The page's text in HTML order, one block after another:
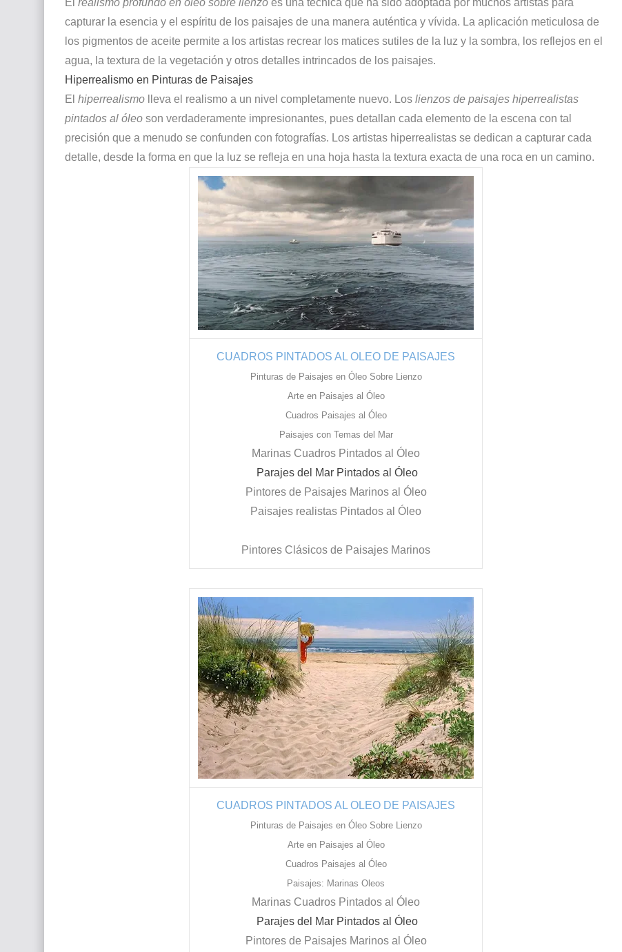
capturar la esencia y el espíritu de los paisajes de una manera auténtica y vívida. La aplicación meticulosa de
los pigmentos de aceite permite a los artistas recrear los matices sutiles de la luz y la sombra, los reflejos en el
agua, la textura de la vegetación y otros detalles intrincados de los paisajes.
Hiperrealismo en Pinturas de Paisajes
El hiperrealismo lleva el realismo a un nivel completamente nuevo. Los lienzos de paisajes hiperrealistas
pintados al óleo son verdaderamente impresionantes, pues detallan cada elemento de la escena con tal
precisión que a menudo se confunden con fotografías. Los artistas hiperrealistas se dedican a capturar cada
detalle, desde la forma en que la luz se refleja en una hoja hasta la textura exacta de una roca en un camino.
CUADROS PINTADOS AL OLEO DE PAISAJES
Pinturas de Paisajes en Óleo Sobre Lienzo
Arte en Paisajes al Óleo
Cuadros Paisajes al Óleo
Paisajes con Temas del Mar
Marinas Cuadros Pintados al Óleo
Parajes del Mar Pintados al Óleo
Pintores de Paisajes Marinos al Óleo
Paisajes realistas Pintados al Óleo
Pintores Clásicos de Paisajes Marinos
CUADROS PINTADOS AL OLEO DE PAISAJES
Pinturas de Paisajes en Óleo Sobre Lienzo
Arte en Paisajes al Óleo
Cuadros Paisajes al Óleo
Paisajes: Marinas Oleos
Marinas Cuadros Pintados al Óleo
Parajes del Mar Pintados al Óleo
Pintores de Paisajes Marinos al Óleo